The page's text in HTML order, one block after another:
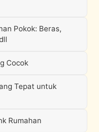
Pokok: Beras,
Cocok
Tepat untuk
Rumahan